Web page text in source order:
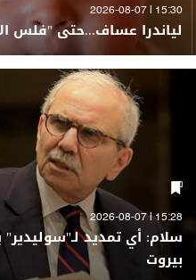
15:30 | 2026-08-07
لياندرا عساف...حتى "فلس
15:28 | 2026-08-07
سلام: أي تمديد
بيروت